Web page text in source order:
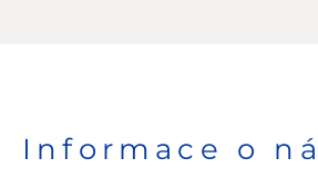
Informace o